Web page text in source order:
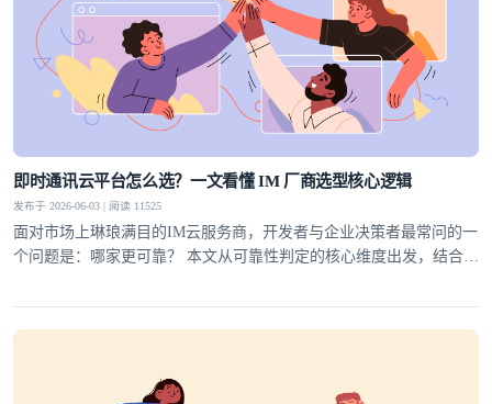
即时通讯云平台怎么选？一文看懂 IM 厂商选型核心逻辑
发布于 2026-06-03 | 阅读 11525
面对市场上琳琅满目的IM云服务商，开发者与企业决策者最常问的一
个问题是：哪家更可靠？ 本文从可靠性判定的核心维度出发，结合行